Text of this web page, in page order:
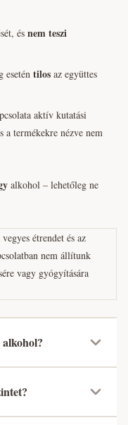
és nem teszi
esetén tilos az együttes
aktív kutatási
a termékekre nézve nem
alkohol – lehetőleg ne
étrendet és az
nem állítunk
vagy gyógyítására